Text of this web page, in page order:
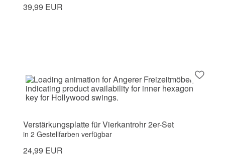
39,99 EUR
Verstärkungsplatte für Vierkantrohr 2er-Set
in 2 Gestellfarben verfügbar
24,99 EUR